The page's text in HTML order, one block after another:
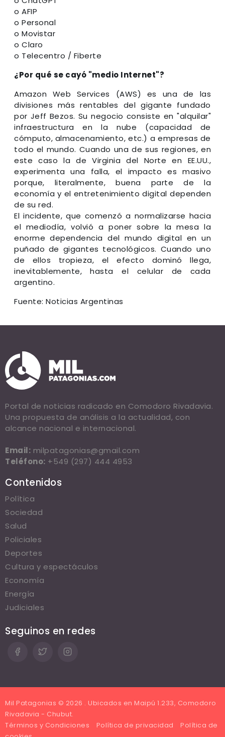
o AFIP
o Personal
o Movistar
o Claro
o Telecentro / Fiberte
¿Por qué se cayó "medio Internet"?
Amazon Web Services (AWS) es una de las
divisiones más rentables del gigante fundado
por Jeff Bezos. Su negocio consiste en "alquilar"
infraestructura en la nube (capacidad de
cómputo, almacenamiento, etc.) a empresas de
todo el mundo. Cuando una de sus regiones, en
este caso la de Virginia del Norte en EE.UU.,
experimenta una falla, el impacto es masivo
porque, literalmente, buena parte de la
economía y el entretenimiento digital dependen
de su red.
El incidente, que comenzó a normalizarse hacia
el mediodía, volvió a poner sobre la mesa la
enorme dependencia del mundo digital en un
puñado de gigantes tecnológicos. Cuando uno
de ellos tropieza, el efecto dominó llega,
inevitablemente, hasta el celular de cada
argentino.
Fuente: Noticias Argentinas
Portal de noticias radicado en Comodoro Rivadavia.
Una propuesta de análisis a la actualidad, con
alcance nacional e internacional.
Email: milpatagonias@gmail.com
Teléfono: +549 (297) 444 4953
Contenidos
Política
Sociedad
Salud
Policiales
Deportes
Cultura y espectáculos
Economía
Energía
Judiciales
Seguinos en redes
Mil Patagonias © 2026 . Ubicados en Maipú 1.233, Comodoro
Rivadavia - Chubut.
Términos y Condiciones
Política de privacidad
Política de